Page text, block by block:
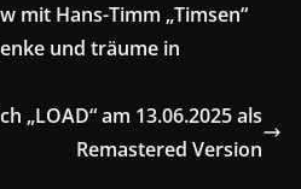
mit Hans-Timm „Timsen“
und träume in
„LOAD“ am 13.06.2025 als
Remastered Version